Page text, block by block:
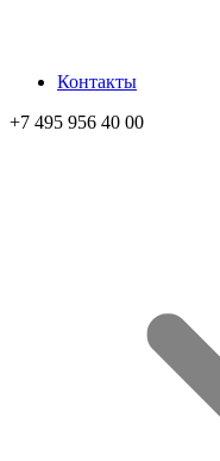
Контакты
+7 495 956 40 00